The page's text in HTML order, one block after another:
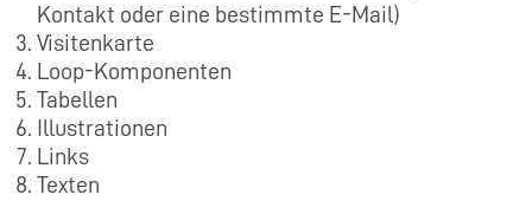
Kontakt oder eine bestimmte E-Mail)
Visitenkarte
Loop-Komponenten
Tabellen
Illustrationen
Links
Texten